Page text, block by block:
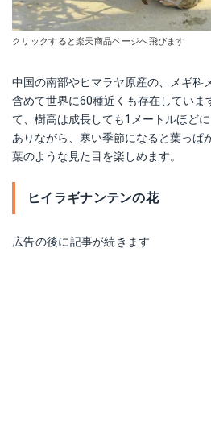
クリックすると楽天商品ページへ飛びます
中国の南部やヒマラヤ原産の、メギ科
含めて世界に60種近くも存在していま
て、樹高は成長しても1メートルほど
ありながら、寒い季節になると葉っぱ
葉のような見た目を楽しめます。
ヒイラギナンテンの花
広告の後に記事が続きます